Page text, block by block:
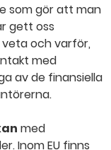
som gör att man
gett oss
och varför,
med
av de finansiella
med
Inom EU finns